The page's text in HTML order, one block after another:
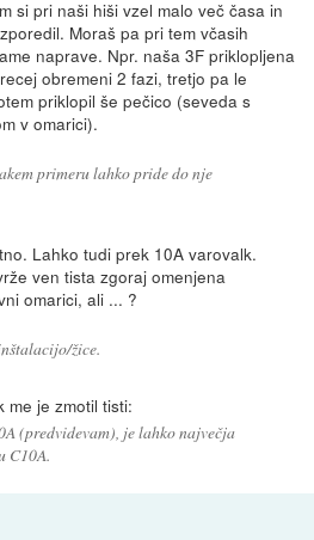
si pri naši hiši vzel malo več časa in
Moraš pa pri tem včasih
naprave. Npr. naša 3F priklopljena
obremeni 2 fazi, tretjo pa le
priklopil še pečico (seveda s
v omarici).
primeru lahko pride do nje
Lahko tudi prek 10A varovalk.
ven tista zgoraj omenjena
omarici, ali ... ?
žice.
me je zmotil tisti:
(predvidevam), je lahko največja
C10A.